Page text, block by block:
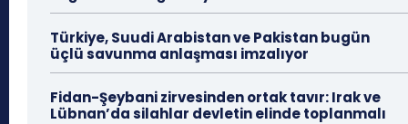
Türkiye, Suudi Arabistan ve Pakistan bugün
üçlü savunma anlaşması imzalıyor
Fidan-Şeybani zirvesinden ortak tavır: Irak ve
Lübnan’da silahlar devletin elinde toplanmalı